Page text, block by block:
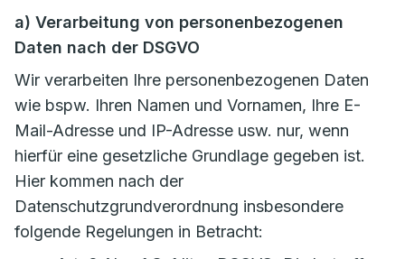
a) Verarbeitung von personenbezogenen
Daten nach der DSGVO
Wir verarbeiten Ihre personenbezogenen Daten
wie bspw. Ihren Namen und Vornamen, Ihre E-
Mail-Adresse und IP-Adresse usw. nur, wenn
hierfür eine gesetzliche Grundlage gegeben ist.
Hier kommen nach der
Datenschutzgrundverordnung insbesondere
folgende Regelungen in Betracht: